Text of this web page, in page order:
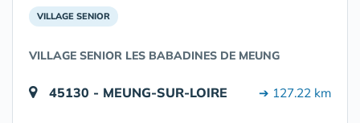
VILLAGE SENIOR
VILLAGE SENIOR LES BABADINES DE MEUNG
45130 - MEUNG-SUR-LOIRE ➔ 127.22 km